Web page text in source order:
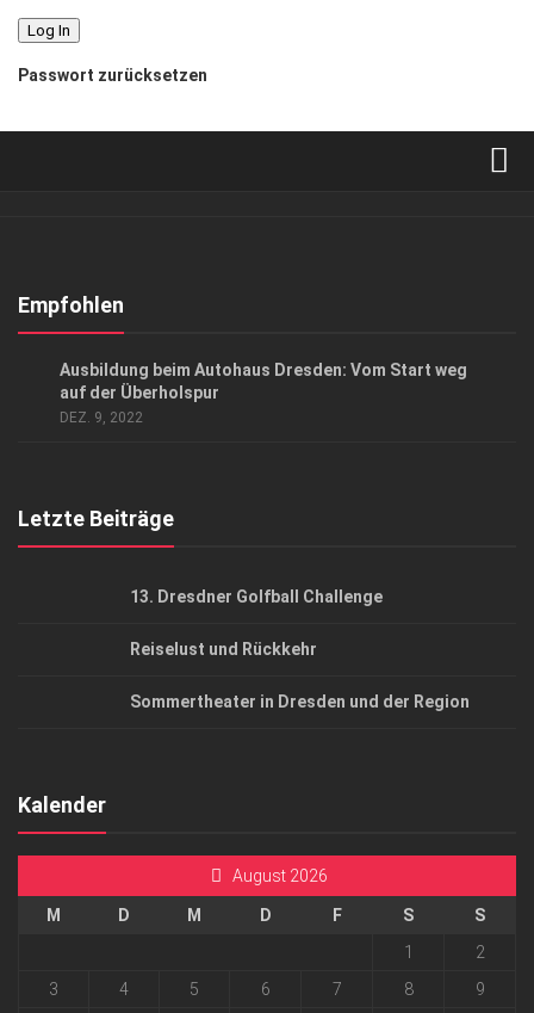
Passwort zurücksetzen
Kontakt, Impressum
Empfohlen
Ausbildung beim Autohaus Dresden: Vom Start weg
auf der Überholspur
DEZ. 9, 2022
Letzte Beiträge
13. Dresdner Golfball Challenge
Reiselust und Rückkehr
Sommertheater in Dresden und der Region
Kalender
August 2026
M D M D F S
S
1
2
3
4 5 6 7 8
9